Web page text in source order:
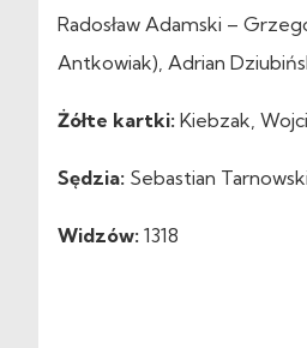
Radosław Adamski –
Antkowiak), Adrian
Żółte kartki: Kiebzak,
Sędzia: Sebastian
Widzów: 1318